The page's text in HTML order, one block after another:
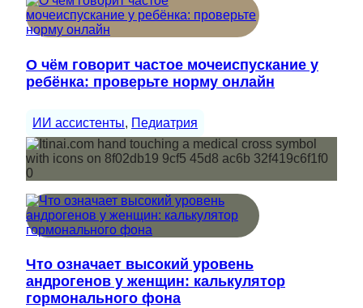
О чём говорит частое мочеиспускание у
ребёнка: проверьте норму онлайн
ИИ ассистенты, Педиатрия
Что означает высокий уровень
андрогенов у женщин: калькулятор
гормонального фона